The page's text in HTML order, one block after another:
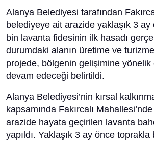
Alanya Belediyesi tarafından
belediyeye ait arazide yaklaşık 3
bin lavanta fidesinin ilk hasadı
durumdaki alanın üretime ve turizme
projede, bölgenin gelişimine yönelik
devam edeceği belirtildi.
Alanya Belediyesi’nin kırsal
kapsamında Fakırcalı
arazide hayata geçirilen lavanta
yapıldı. Yaklaşık 3 ay önce